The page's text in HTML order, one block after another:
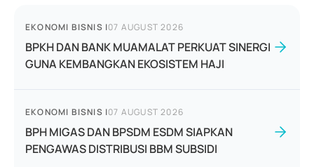
EKONOMI BISNIS |07 AUGUST 2026
BPKH DAN BANK MUAMALAT PERKUAT SINERGI
GUNA KEMBANGKAN EKOSISTEM HAJI
EKONOMI BISNIS |07 AUGUST 2026
BPH MIGAS DAN BPSDM ESDM SIAPKAN
PENGAWAS DISTRIBUSI BBM SUBSIDI